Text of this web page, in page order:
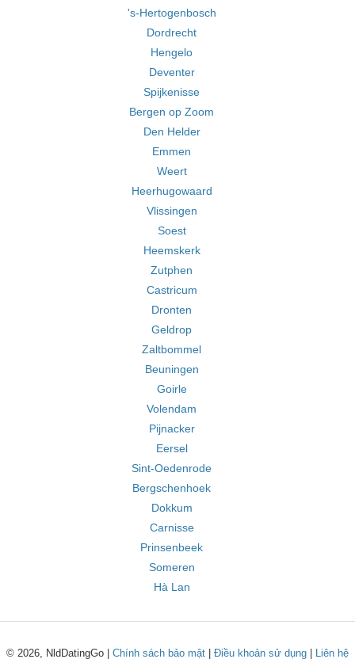
's-Hertogenbosch
Dordrecht
Hengelo
Deventer
Spijkenisse
Bergen op Zoom
Den Helder
Emmen
Weert
Heerhugowaard
Vlissingen
Soest
Heemskerk
Zutphen
Castricum
Dronten
Geldrop
Zaltbommel
Beuningen
Goirle
Volendam
Pijnacker
Eersel
Sint-Oedenrode
Bergschenhoek
Dokkum
Carnisse
Prinsenbeek
Someren
Hà Lan
© 2026, NldDatingGo | Chính sách bảo mật Điều khoản sử dụng Liên hệ